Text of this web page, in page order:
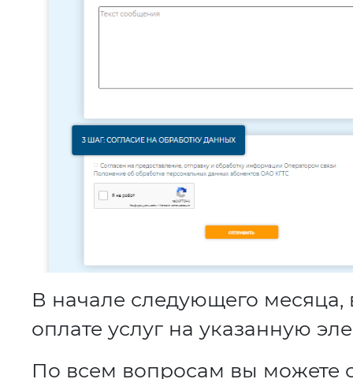
В начале следующего
оплате услуг на указанную
По всем вопросам вы можете